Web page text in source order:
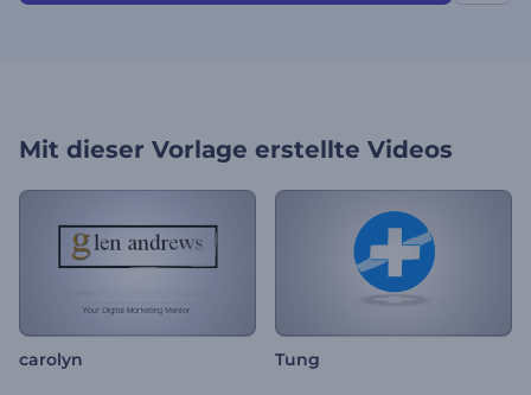
Mit dieser Vorlage erstellte Videos
carolyn Tung